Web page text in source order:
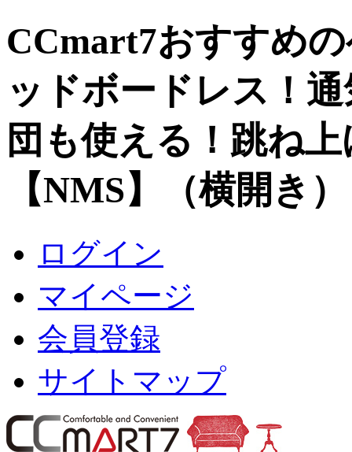
CCmart7おすすめ
ッドボードレス！
団も使える！跳ね
【NMS】（横開き）
ログイン
マイページ
会員登録
サイトマップ